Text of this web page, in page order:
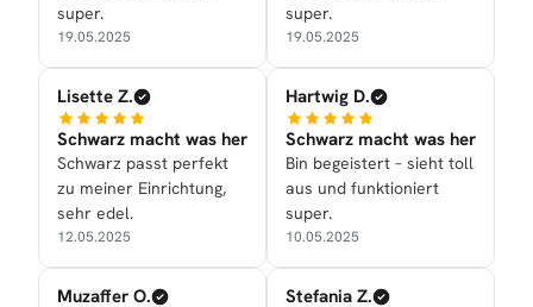
super.
19.05.2025
Lisette Z.
Schwarz macht was her
Schwarz passt perfekt
zu meiner Einrichtung,
sehr edel.
12.05.2025
Muzaffer O.
super.
19.05.2025
Hartwig D.
Schwarz macht was her
Bin begeistert – sieht toll
aus und funktioniert
super.
10.05.2025
Stefania Z.